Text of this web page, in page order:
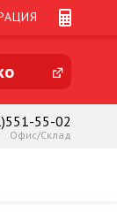
55-02
Офис/Склад